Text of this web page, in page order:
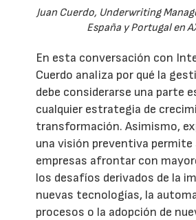
Juan Cuerdo, Underwriting
España y Portugal en
En esta conversación con
Cuerdo analiza por qué la
debe considerarse una parte
cualquier estrategia de
transformación. Asimismo,
una visión preventiva permite
empresas afrontar con
los desafíos derivados de la
nuevas tecnologías, la
procesos o la adopción de